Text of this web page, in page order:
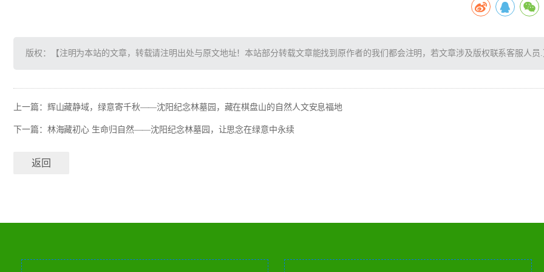
版权：【注明为本站的文章，转载请注明出处与原文地址！本站部分转载文章能找到原作者的我们都会注明，若文章涉及版权联系客服人员
上一篇： 辉山藏静域，绿意寄千秋——沈阳纪念林墓园，藏在棋盘山的自然人文安息福地
下一篇： 林海藏初心 生命归自然——沈阳纪念林墓园，让思念在绿意中永续
返回